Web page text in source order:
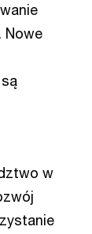
Nowe
w